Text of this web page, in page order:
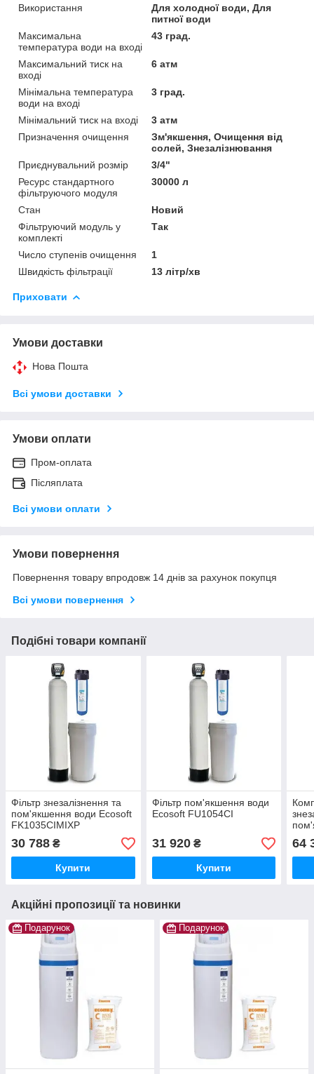
Використання
Для холодної води, Для
питної води
Максимальна
температура води на вході
43 град.
Максимальний тиск на
вході
6 атм
Мінімальна температура
води на вході
3 град.
Мінімальний тиск на вході
3 атм
Призначення очищення
Зм'якшення, Очищення від
солей, Знезалізнювання
Приєднувальний розмір
3/4"
Ресурс стандартного
фільтруючого модуля
30000 л
Стан
Новий
Фільтруючий модуль у
комплекті
Так
Число ступенів очищення
1
Швидкість фільтрації
13 літр/хв
Приховати
Умови доставки
Нова Пошта
Всі умови доставки
Умови оплати
Пром-оплата
Післяплата
Всі умови оплати
Умови повернення
Повернення товару впродовж 14 днів за рахунок покупця
Всі умови повернення
Подібні товари компанії
Фільтр знезалізнення та
пом'якшення води Ecosoft
FK1035CIMIXP
30 788 ₴
Купити
Фільтр пом'якшення води
Ecosoft FU1054CI
31 920₴
Купити
64
Акційні пропозиції та новинки
Подарунок Подарунок